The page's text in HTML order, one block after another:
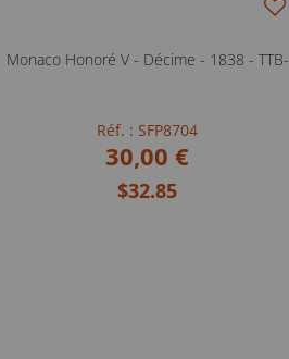
Monaco Honoré V - Décime - 1838 - TTB-
Réf. : SFP8704
30,00 €
$32.85